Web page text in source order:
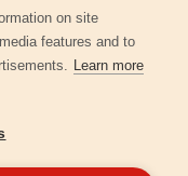
on site
features and to
Learn more